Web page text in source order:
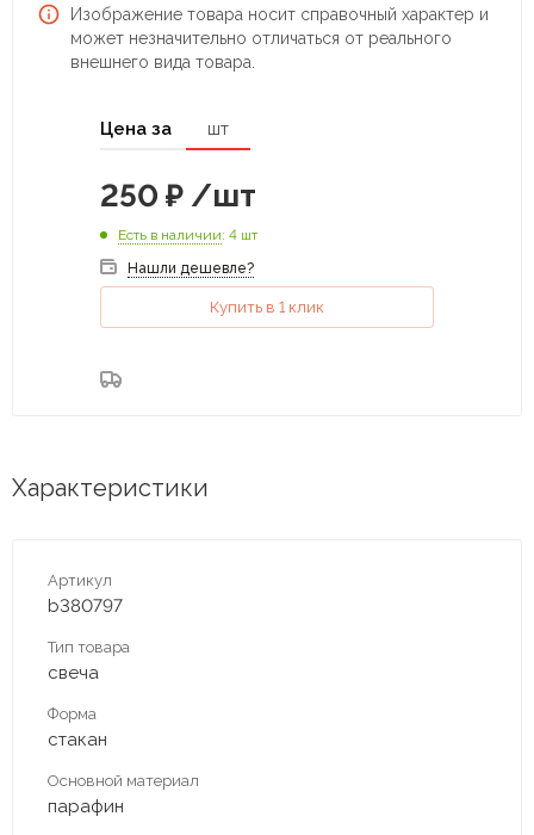
Изображение товара носит справочный характер и
может незначительно отличаться от реального
внешнего вида товара.
Цена за шт
250 ₽ /шт
Есть в наличии: 4 шт
Нашли дешевле?
Купить в 1 клик
Характеристики
Артикул
b380797
Тип товара
свеча
Форма
стакан
Основной материал
парафин